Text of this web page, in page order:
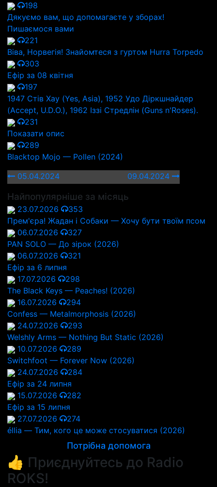
198
Дякуємо вам, що допомагаєте у зборах!
Пишаємося вами
221
Віва, Норвегія! Знайомтеся з гуртом Hurra Torpedo
303
Ефір за 08 квітня
197
1947 Стів Хау (Yes, Asia), 1952 Удо Діркшнайдер
(Accept, U.D.O.), 1962 Іззі Стредлін (Guns n'Roses).
231
Показати опис
289
Blacktop Mojo — Pollen (2024)
05.04.2024
09.04.2024
Найпопулярніше за місяць
23.07.2026
353
Прем'єра! Жадан і Собаки — Хочу бути твоїм псом
06.07.2026
327
PAN SOLO — До зірок (2026)
06.07.2026
321
Ефір за 6 липня
17.07.2026
298
The Black Keys — Peaches! (2026)
16.07.2026
294
Confess — Metalmorphosis (2026)
24.07.2026
293
Welshly Arms — Nothing But Static (2026)
10.07.2026
289
Switchfoot — Forever Now (2026)
24.07.2026
284
Ефір за 24 липня
15.07.2026
282
Ефір за 15 липня
27.07.2026
274
éllia — Тим, кого це може стосуватися (2026)
Потрібна допомога
👍 Приєднуйтесь до Radio
ROKS!